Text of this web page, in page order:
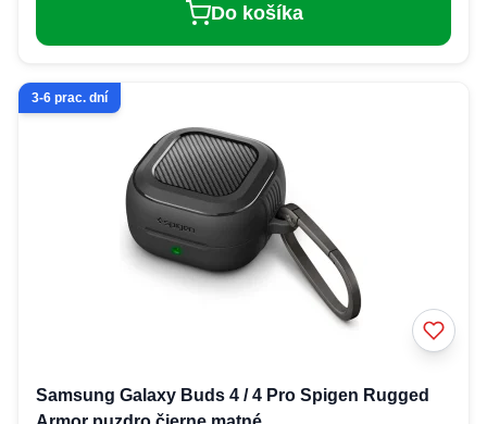
Do košíka
3-6 prac. dní
Samsung Galaxy Buds 4 / 4 Pro Spigen Rugged